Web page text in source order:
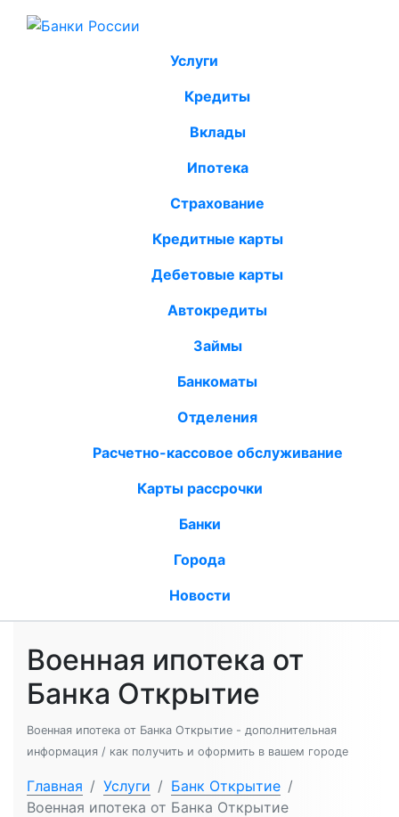
Услуги
Кредиты
Вклады
Ипотека
Страхование
Кредитные карты
Дебетовые карты
Автокредиты
Займы
Банкоматы
Отделения
Расчетно-кассовое обслуживание
Карты рассрочки
Банки
Города
Новости
Военная ипотека от
Банка Открытие
Военная ипотека от Банка Открытие - дополнительная
информация / как получить и оформить в вашем городе
Главная / Услуги / Банк Открытие /
Военная ипотека от Банка Открытие